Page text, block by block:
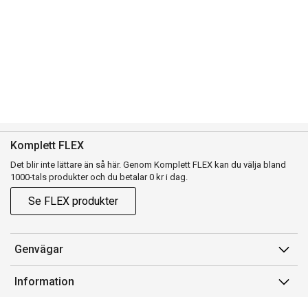
Komplett FLEX
Det blir inte lättare än så här. Genom Komplett FLEX kan du välja bland
1000-tals produkter och du betalar 0 kr i dag.
Se FLEX produkter
Genvägar
Konto
Information